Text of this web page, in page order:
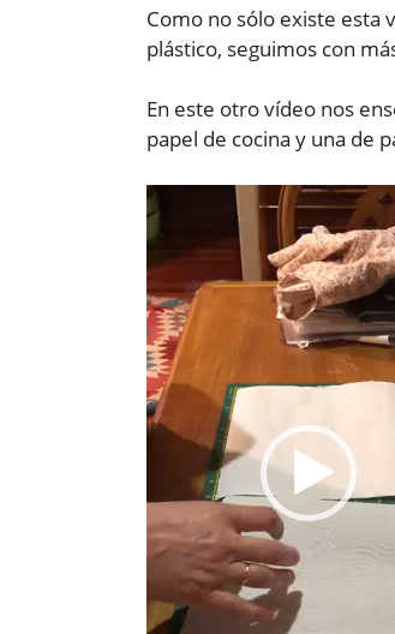
Como no sólo existe esta
plástico, seguimos con
En este otro vídeo nos
papel de cocina y una de
Reproductor
vídeo